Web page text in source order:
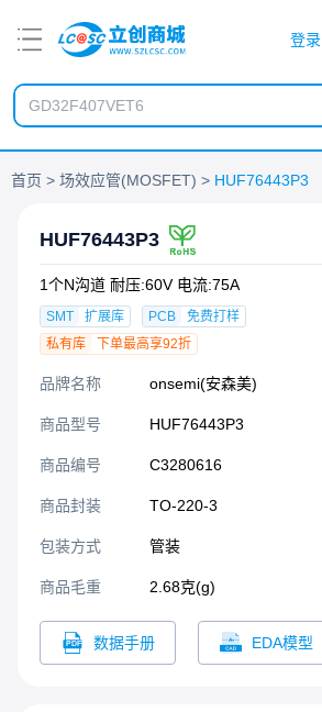
登录
首页 场效应管(MOSFET) HUF76443P3
HUF76443P3
1个N沟道 耐压:60V 电流:75A
SMT 扩展库 PCB
免费打样
私有库
下单最高享92折
品牌名称 onsemi(安森美)
商品型号 HUF76443P3
商品编号 C3280616
商品封装 TO-220-3​
包装方式 管装
商品毛重 2.68克(g)
数据手册 EDA模型